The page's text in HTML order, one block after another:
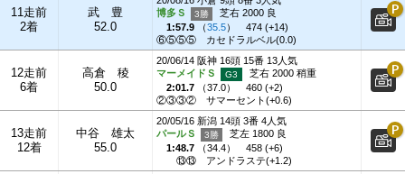
11走前
2着
武 豊
52.0
博多Ｓ
芝右 2000 良
1:57.9 （35.5）
474 (+14)
⑥⑤⑤⑤
カセドラルベル(0.0)
12走前
6着
高倉 稜
50.0
20/06/14 阪神 16頭 15番 13人気
マーメイドＳ
芝右 2000 稍重
2:01.7 （37.0）
460 (+2)
②③③②
サマーセント(+0.6)
13走前
12着
中谷 雄太
55.0
20/05/16 新潟 14頭 3番 4人気
パールＳ
芝左 1800 良
1:48.7 （34.4）
458 (+6)
⑬⑬
アンドラステ(+1.2)